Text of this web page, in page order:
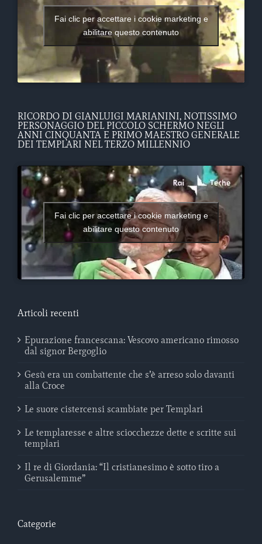
Fai clic per accettare i cookie marketing e
abilitare questo contenuto
RICORDO DI GIANLUIGI MARIANINI, NOTISSIMO
PERSONAGGIO DEL PICCOLO SCHERMO NEGLI
ANNI CINQUANTA E PRIMO MAESTRO GENERALE
DEI TEMPLARI NEL TERZO MILLENNIO
Fai clic per accettare i cookie marketing e
abilitare questo contenuto
Articoli recenti
Epurazione francescana: Vescovo americano rimosso
dal signor Bergoglio
Gesù era un combattente che s’è arreso solo davanti
alla Croce
Le suore cistercensi scambiate per Templari
Le templaresse e altre sciocchezze dette e scritte sui
templari
Il re di Giordania: “Il cristianesimo è sotto tiro a
Gerusalemme”
Categorie